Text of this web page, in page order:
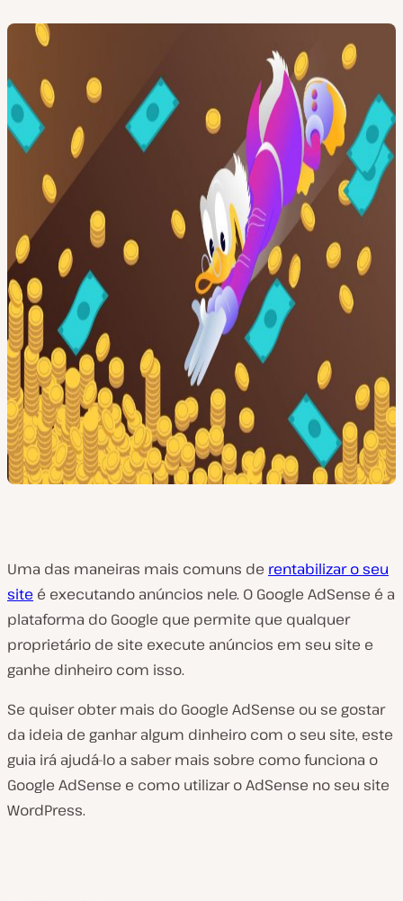
Uma das maneiras mais comuns de rentabilizar o seu
site é executando anúncios nele. O Google AdSense é a
plataforma do Google que permite que qualquer
proprietário de site execute anúncios em seu site e
ganhe dinheiro com isso.
Se quiser obter mais do Google AdSense ou se gostar
da ideia de ganhar algum dinheiro com o seu site, este
guia irá ajudá-lo a saber mais sobre como funciona o
Google AdSense e como utilizar o AdSense no seu site
WordPress.